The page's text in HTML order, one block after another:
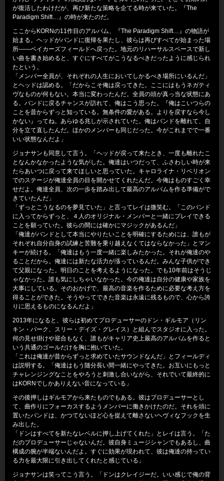
が復活したわけだが、再び新たな策略を企てる時が来ていた。『The
Paradigm Shift…』の時が来たのだ。
ここからKORNの11作目のアルバム、『The Paradigm Shift…』の物語が
始まる。ヘッドがバンドに復帰を果たし、彼らは再びすべてが始まった場
所――ベイカーズフィールドへ戻った。地元のリハーサルスペースで新し
い曲を書き始めると、すぐにすべてがこうなるべきだったように感じられ
たという。
「メンバー全員が、それぞれの人生においてしかるべき場所にいるんだ」
とヘッドは認める。「だからこそ俺は戻ってきた。ここにはもうネガティ
ヴなものが何もない。本当に変わったんだ。全員の頭が真っ当な状態にあ
る。バンドに戻るチャンスが訪れて、俺はこう思った。『俺はこいつらの
ことを昔からずっと知っている。無条件の愛がある。よりを戻すなら今し
かない』ってね。あらゆる兆しが示されていた。俺はバンドを離れて、自
分を立て直したんだ。ほかのメンバーも同じだった。今がこれまでで一番
いい状態なんだよ」
ジョナサンも同意して言う。「ヘッドが戻って来たとき、一度も離れたこ
となんかなかったような気がした。俺達はいつだって、ふさわしい時が来
たらあいつに戻って来てほしいと思っていた。キャロライナ・リベリオン
でのステージが俺達全員の目を開かせてくれたんだ。今俺はものすごく幸
せだよ。俺達全員、次の一歩を踏み出して最高のアルバムを作る準備がで
きていたんだ」
「ずっとこうなるのを夢見ていた」と言ってレイは微笑む。「このバンド
に入ってからずっと、４人のオリジナル・メンバーと一緒にプレイできる
ことを願っていた。彼らの間には確かにマジックがあるんだ」
「俺達がバンドとして本当にやりたいことを明確にするためには、誰もが
それぞれ自分自身の試練と苦難を乗り越えなくてはならなかった」とマン
キーが続ける。「俺達はもう一度一緒に楽しみたかった。それが俺達のや
ることだから。俺達には新たな活力が漲っているんだ。みんな子供ができ
て父親になった。明日のことを考えるようになった。でも10年前はそうじ
ゃなかった。誰も気にしちゃいなかった。今の俺達は自分の健康や家族を
大事にしている。そのおかげで、最高の音楽を作るために必要な考え方を
得ることができた。そうやってできた音楽は永遠に残るもので、心から誇
りに思えるものになるんだよ」
2013年になると、彼らは初めてプロデューサーのドン・ギルモア（リン
キン・パーク、スリー・デイズ・グレイス）と組んでスタジオに入った。
何の見せ掛けや迎合もなく、誰もがキャリア史上最高のアルバムを作ると
いう共通のゴールだけを胸に抱いていた。
「これは俺達が昔からずっと求めていたサウンドなんだ」とフィールディ
は説明する。「俺達はもう随分長い間一緒にやってきた。お互いにもっと
チャレンジングなことをやろうと刺激し合いながら、それでいて最終的に
はKORNでしかありえない音になっている」
その後押しはギルモアから来たものでもある。彼はプロデューサーとし
て、曲作りにフォーカスするようメンバーに働きかけたのだ。それを頭に
置いたバンドは、かつてないほど心を捉えて離さないヘヴィなフックを生
み出した。
「ドンはすべてを新たなレベルに押し上げてくれた」とレイは言う。「た
だのプロデューサーじゃないんだ。彼自身ミュージシャンでもあるし、曲
構成の腕が半端ないんだよ。すぐに効果が現われて、彼は俺達の持ってい
る力を最大限に引き出してくれたと感じている」
ジョナサンは笑ってこう言う。「ドンはクレイジーだ。いい感じで俺の背